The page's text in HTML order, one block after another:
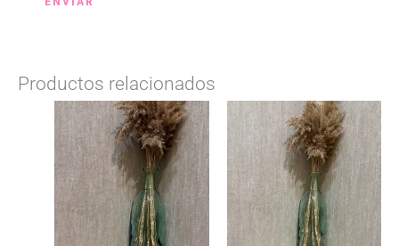
Productos relacionados